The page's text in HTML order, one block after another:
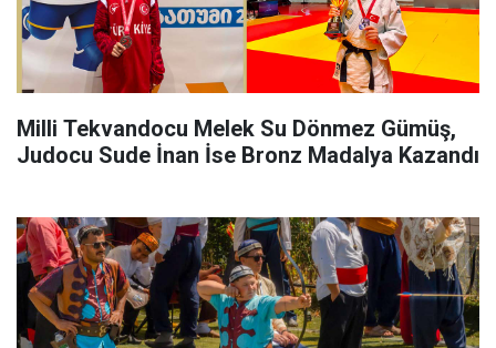
Milli Tekvandocu Melek Su Dönmez Gümüş,
Judocu Sude İnan İse Bronz Madalya Kazandı